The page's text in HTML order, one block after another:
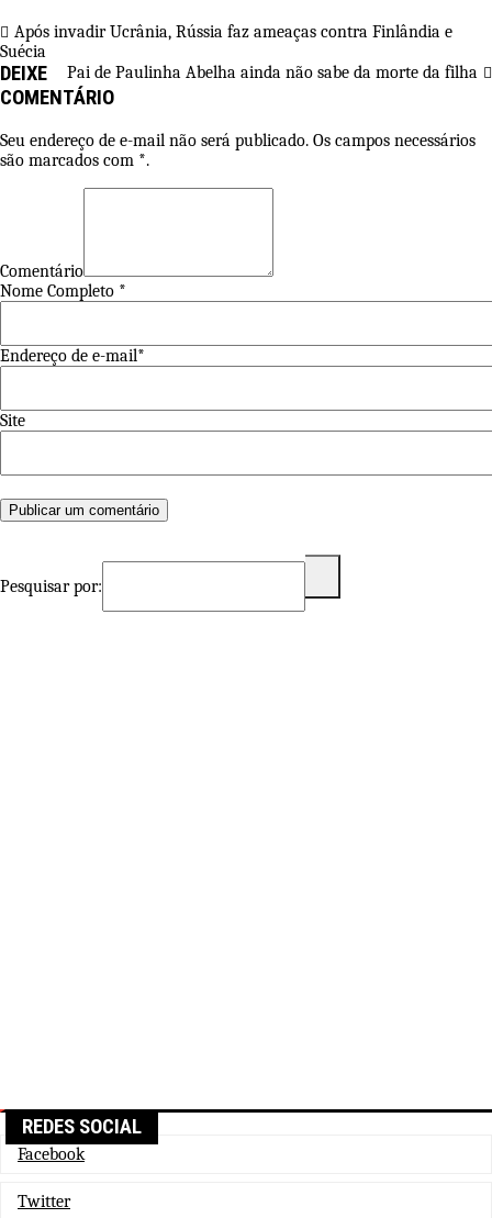
Após invadir Ucrânia, Rússia faz ameaças contra Finlândia e
Suécia
Pai de Paulinha Abelha ainda não sabe da morte da filha
DEIXE
COMENTÁRIO
Seu endereço de e-mail não será publicado. Os campos necessários
são marcados com *.
Comentário
Nome Completo *
Endereço de e-mail*
Site
Pesquisar por:
REDES SOCIAL
Facebook
Twitter